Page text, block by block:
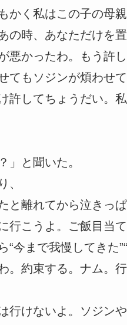
かく私はこの子の母
の時、あなただけを
悪かったわ。もう許
てもソジンが煩わせ
許してちょうだい。
」と聞いた。
、
と離れてから泣きっ
行こうよ。ご飯目当
今まで我慢してきた
。約束する。ナム。
行けないよ。ソジ